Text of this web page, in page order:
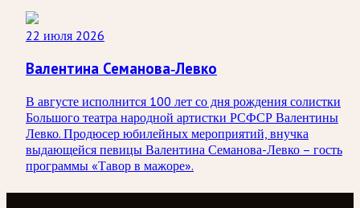
22 июля 2026
Валентина Семанова-Левко
В августе исполнится 100 лет со дня рождения солистки
Большого театра народной артистки РСФСР Валентины
Левко. Продюсер юбилейных мероприятий, внучка
выдающейся певицы Валентина Семанова-Левко – гость
программы «Тавор в мажоре».